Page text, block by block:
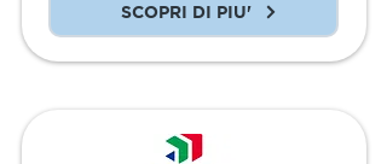
SCOPRI DI PIU'